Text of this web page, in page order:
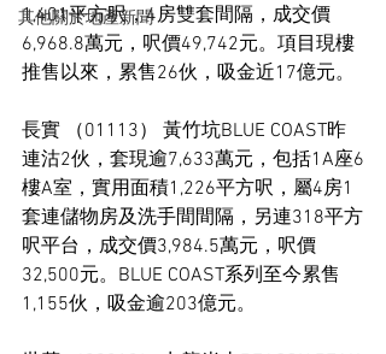
其他關於地產新聞
1,401平方呎，4房雙套間隔，成交價
6,968.8萬元，呎價49,742元。項目現樓
推售以來，累售26伙，吸金近17億元。
長實 （01113） 黃竹坑BLUE COAST昨
連沽2伙，套現逾7,633萬元，包括1A座6
樓A室，實用面積1,226平方呎，屬4房1
套連儲物房及洗手間間隔，另連318平方
呎平台，成交價3,984.5萬元，呎價
32,500元。BLUE COAST系列至今累售
1,155伙，吸金逾203億元。